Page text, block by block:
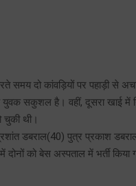
समय दो कांवड़ियों पर पहाड़ी से
सकुशल है। वहीं, दूसरा खाई में
चुकी थी।
डबराल(40) पुत्र प्रकाश
को बेस अस्पताल में भर्ती किया